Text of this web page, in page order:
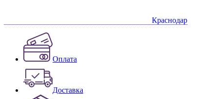
Краснодар
Оплата
Доставка